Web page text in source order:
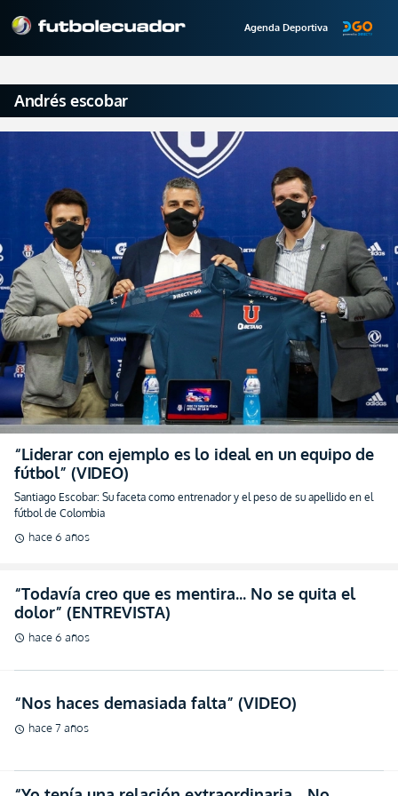
Agenda Deportiva
Andrés escobar
“Liderar con ejemplo es lo ideal en un equipo de
fútbol” (VIDEO)
Santiago Escobar: Su faceta como entrenador y el peso de su apellido en el
fútbol de Colombia
schedule hace 6 años
“Todavía creo que es mentira… No se quita el
dolor” (ENTREVISTA)
schedule hace 6 años
“Nos haces demasiada falta” (VIDEO)
schedule hace 7 años